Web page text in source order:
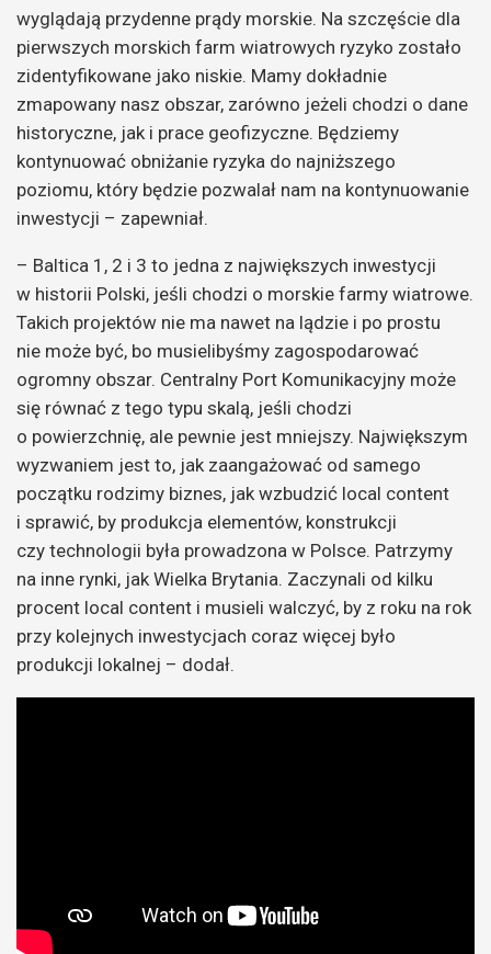
wyglądają przydenne prądy morskie. Na szczęście dla
pierwszych morskich farm wiatrowych ryzyko zostało
zidentyfikowane jako niskie. Mamy dokładnie
zmapowany nasz obszar, zarówno jeżeli chodzi o dane
historyczne, jak i prace geofizyczne. Będziemy
kontynuować obniżanie ryzyka do najniższego
poziomu, który będzie pozwalał nam na kontynuowanie
inwestycji – zapewniał.
– Baltica 1, 2 i 3 to jedna z największych inwestycji
w historii Polski, jeśli chodzi o morskie farmy wiatrowe.
Takich projektów nie ma nawet na lądzie i po prostu
nie może być, bo musielibyśmy zagospodarować
ogromny obszar. Centralny Port Komunikacyjny może
się równać z tego typu skalą, jeśli chodzi
o powierzchnię, ale pewnie jest mniejszy. Największym
wyzwaniem jest to, jak zaangażować od samego
początku rodzimy biznes, jak wzbudzić local content
i sprawić, by produkcja elementów, konstrukcji
czy technologii była prowadzona w Polsce. Patrzymy
na inne rynki, jak Wielka Brytania. Zaczynali od kilku
procent local content i musieli walczyć, by z roku na rok
przy kolejnych inwestycjach coraz więcej było
produkcji lokalnej – dodał.